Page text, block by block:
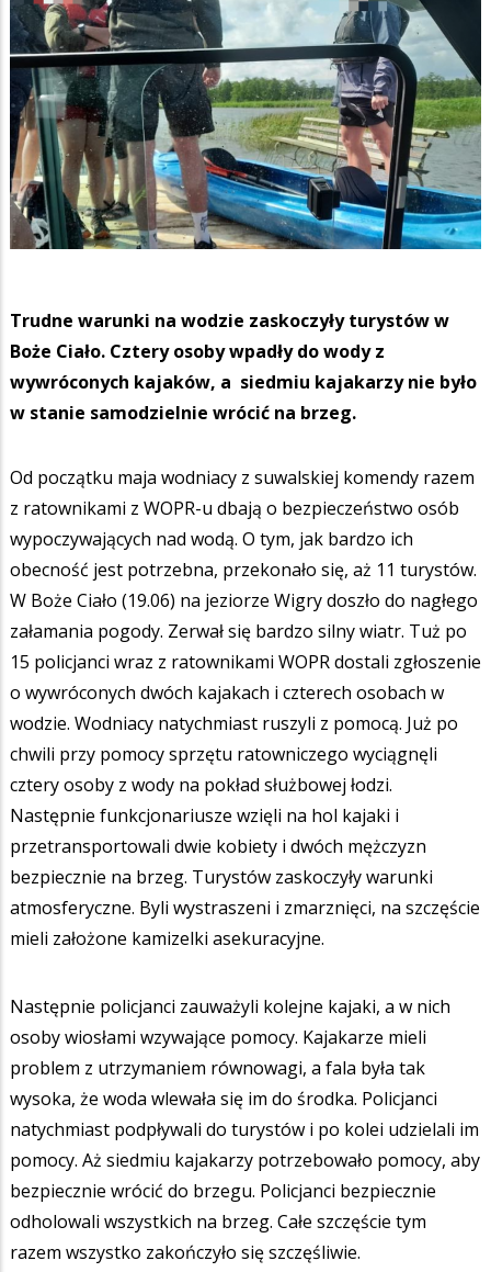
Trudne warunki na wodzie zaskoczyły turystów w
Boże Ciało. Cztery osoby wpadły do wody z
wywróconych kajaków, a siedmiu kajakarzy nie było
w stanie samodzielnie wrócić na brzeg.
Od początku maja wodniacy z suwalskiej komendy razem
z ratownikami z WOPR-u dbają o bezpieczeństwo osób
wypoczywających nad wodą. O tym, jak bardzo ich
obecność jest potrzebna, przekonało się, aż 11 turystów.
W Boże Ciało (19.06) na jeziorze Wigry doszło do nagłego
załamania pogody. Zerwał się bardzo silny wiatr. Tuż po
15 policjanci wraz z ratownikami WOPR dostali zgłoszenie
o wywróconych dwóch kajakach i czterech osobach w
wodzie. Wodniacy natychmiast ruszyli z pomocą. Już po
chwili przy pomocy sprzętu ratowniczego wyciągnęli
cztery osoby z wody na pokład służbowej łodzi.
Następnie funkcjonariusze wzięli na hol kajaki i
przetransportowali dwie kobiety i dwóch mężczyzn
bezpiecznie na brzeg. Turystów zaskoczyły warunki
atmosferyczne. Byli wystraszeni i zmarznięci, na szczęście
mieli założone kamizelki asekuracyjne.
Następnie policjanci zauważyli kolejne kajaki, a w nich
osoby wiosłami wzywające pomocy. Kajakarze mieli
problem z utrzymaniem równowagi, a fala była tak
wysoka, że woda wlewała się im do środka. Policjanci
natychmiast podpływali do turystów i po kolei udzielali im
pomocy. Aż siedmiu kajakarzy potrzebowało pomocy, aby
bezpiecznie wrócić do brzegu. Policjanci bezpiecznie
odholowali wszystkich na brzeg. Całe szczęście tym
razem wszystko zakończyło się szczęśliwie.